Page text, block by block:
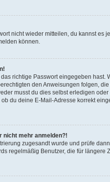
nicht wieder mitteilen, du kannst
können.
richtige Passwort eingegeben
den Anweisungen folgen,
musst du dies selbst erledigen
du deine E-Mail-Adresse korrekt
nicht mehr anmelden?!
zugesandt wurde und prüfe
regelmäßig Benutzer, die für